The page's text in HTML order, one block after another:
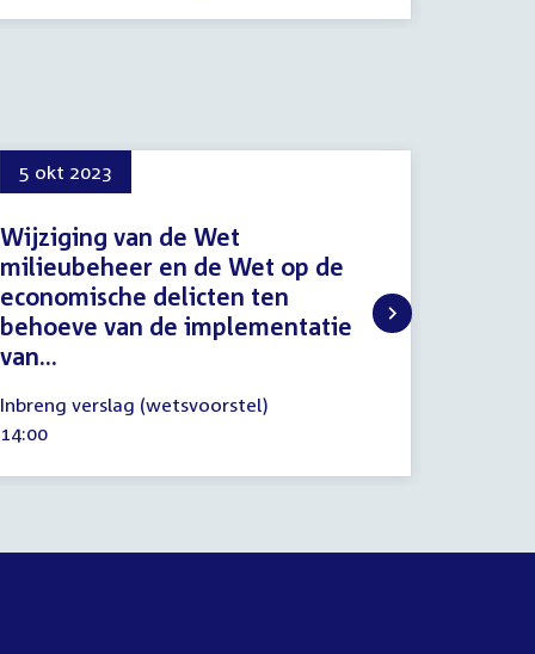
5 okt 2023
Wijziging van de Wet
milieubeheer en de Wet op de
economische delicten ten
behoeve van de implementatie
van...
oktober
2023
Inbreng verslag (wetsvoorstel)
Tijd
14:00